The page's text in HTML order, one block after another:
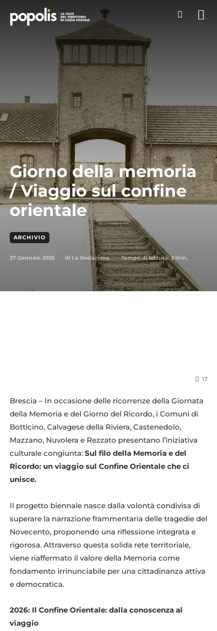
Giorno della memoria
/ Viaggio sul confine
orientale
ARCHIVIO
27 Gennaio 2026 di La Redazione Tempo di lettura:2 min.
17
Brescia – In occasione delle ricorrenze della Giornata
della Memoria e del Giorno del Ricordo, i Comuni di
Botticino, Calvagese della Riviera, Castenedolo,
Mazzano, Nuvolera e Rezzato presentano l’iniziativa
culturale congiunta: Sul filo della Memoria e del
Ricordo: un viaggio sul Confine Orientale che ci
unisce.
Il progetto biennale nasce dalla volontà condivisa di
superare la narrazione frammentaria delle tragedie del
Novecento, proponendo una riflessione integrata e
rigorosa. Attraverso questa solida rete territoriale,
viene riaffermato il valore della Memoria come
fondamento irrinunciabile per una cittadinanza attiva
e democratica.
2026: Il Confine Orientale: dalla conoscenza al
viaggio